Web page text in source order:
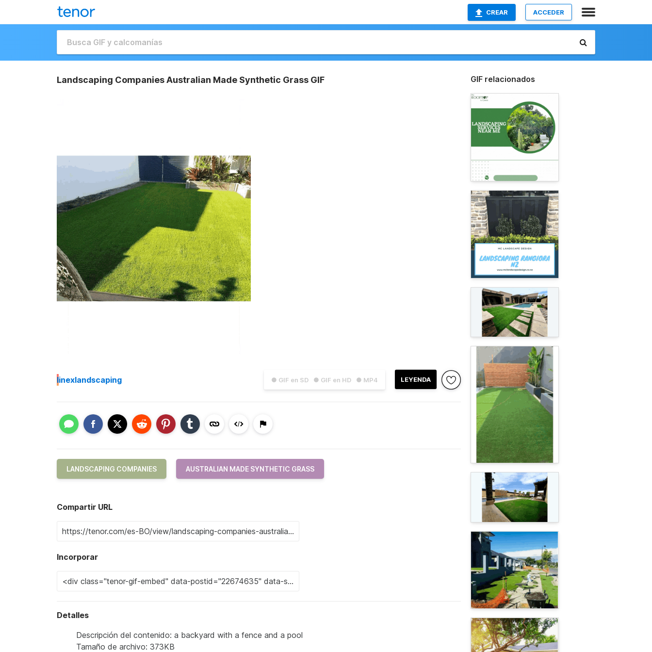
CREAR ACCEDER
Landscaping Companies Australian Made Synthetic Grass GIF
● GIF en SD ● GIF en HD ● MP4 LEYENDA
Iinexlandscaping
LANDSCAPING COMPANIES AUSTRALIAN MADE SYNTHETIC GRASS
Compartir URL
Incorporar
Detalles
Descripción del contenido: a backyard with a fence and a pool
Tamaño de archivo: 373KB
GIF relacionados